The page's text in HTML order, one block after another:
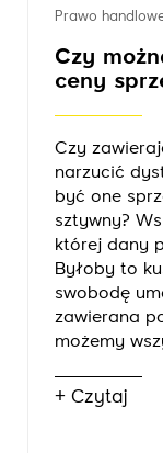
Prawo
Czy
ceny
Czy
narzucić
być one
sztywny?
której dany
Byłoby to
swobodę
zawierana
możemy
+ Czytaj